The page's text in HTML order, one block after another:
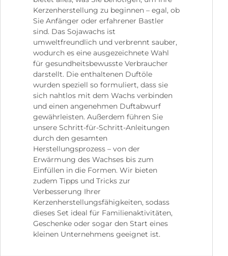
Kerzenherstellung zu beginnen – egal, ob
Sie Anfänger oder erfahrener Bastler
sind. Das Sojawachs ist
umweltfreundlich und verbrennt sauber,
wodurch es eine ausgezeichnete Wahl
für gesundheitsbewusste Verbraucher
darstellt. Die enthaltenen Duftöle
wurden speziell so formuliert, dass sie
sich nahtlos mit dem Wachs verbinden
und einen angenehmen Duftabwurf
gewährleisten. Außerdem führen Sie
unsere Schritt-für-Schritt-Anleitungen
durch den gesamten
Herstellungsprozess – von der
Erwärmung des Wachses bis zum
Einfüllen in die Formen. Wir bieten
zudem Tipps und Tricks zur
Verbesserung Ihrer
Kerzenherstellungsfähigkeiten, sodass
dieses Set ideal für Familienaktivitäten,
Geschenke oder sogar den Start eines
kleinen Unternehmens geeignet ist.